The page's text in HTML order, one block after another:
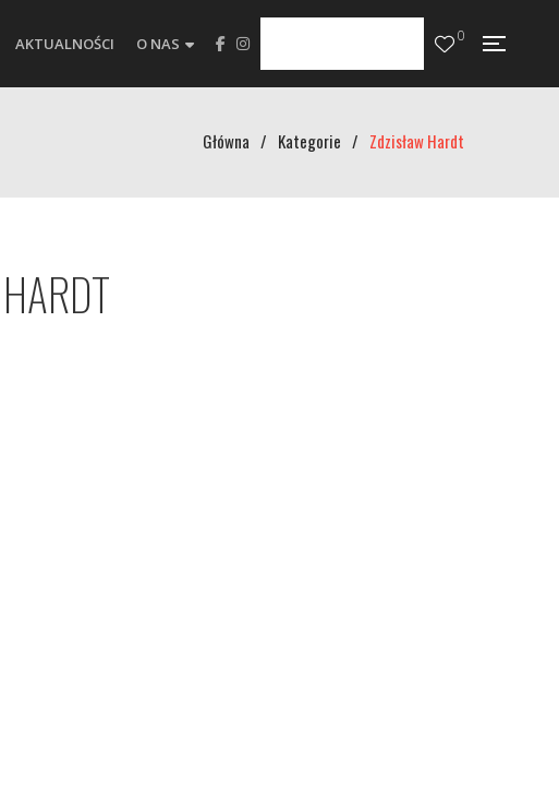
AKTUALNOŚCI O NAS 0
Główna / Kategorie / Zdzisław Hardt